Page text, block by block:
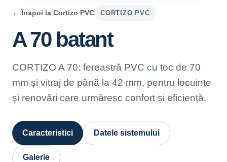
← Înapoi la Cortizo PVC CORTIZO PVC
A 70 batant
CORTIZO A 70: fereastră PVC cu toc de 70
mm și vitraj de până la 42 mm, pentru locuințe
și renovări care urmăresc confort și eficiență.
Caracteristici Datele sistemului
Galerie